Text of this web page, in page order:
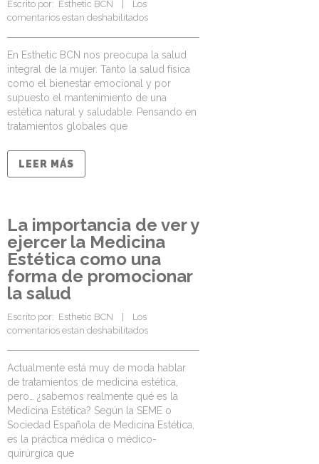
Escrito por: Esthetic BCN
Los
comentarios estan deshabilitados
En Esthetic BCN nos preocupa la salud
integral de la mujer. Tanto la salud física
como el bienestar emocional y por
supuesto el mantenimiento de una
estética natural y saludable. Pensando en
tratamientos globales que
LEER MÁS
La importancia de ver y
ejercer la Medicina
Estética como una
forma de promocionar
la salud
Escrito por: Esthetic BCN
Los
comentarios estan deshabilitados
Actualmente está muy de moda hablar
de tratamientos de medicina estética,
pero… ¿sabemos realmente qué es la
Medicina Estética? Según la SEME o
Sociedad Española de Medicina Estética,
es la práctica médica o médico-
quirúrgica que